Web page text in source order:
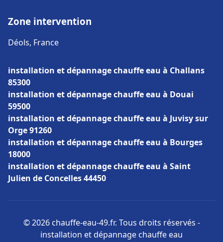
Zone intervention
Déols, France
installation et dépannage chauffe eau à Challans
85300
installation et dépannage chauffe eau à Douai
59500
installation et dépannage chauffe eau à Juvisy sur
Orge 91260
installation et dépannage chauffe eau à Bourges
18000
installation et dépannage chauffe eau à Saint
Julien de Concelles 44450
© 2026 chauffe-eau-49.fr. Tous droits réservés -
installation et dépannage chauffe eau